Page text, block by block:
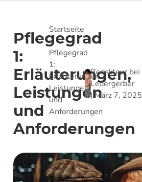
Pflegegrad
1:
Erläuterungen,
Leistungen
und
Anforderungen
Startseite
»
Pflegegrad
1:
Erläuterungen,
Leistungen
und
Anforderungen
Redakteur bei
Ledergerber
| März 7, 2025